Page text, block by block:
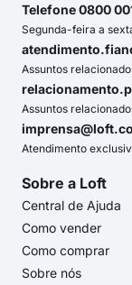
Telefone 0800
Segunda-feira a
Assuntos
Assuntos
Atendimento
Sobre a Loft
Central de Ajuda
Como vender
Como comprar
Sobre nós